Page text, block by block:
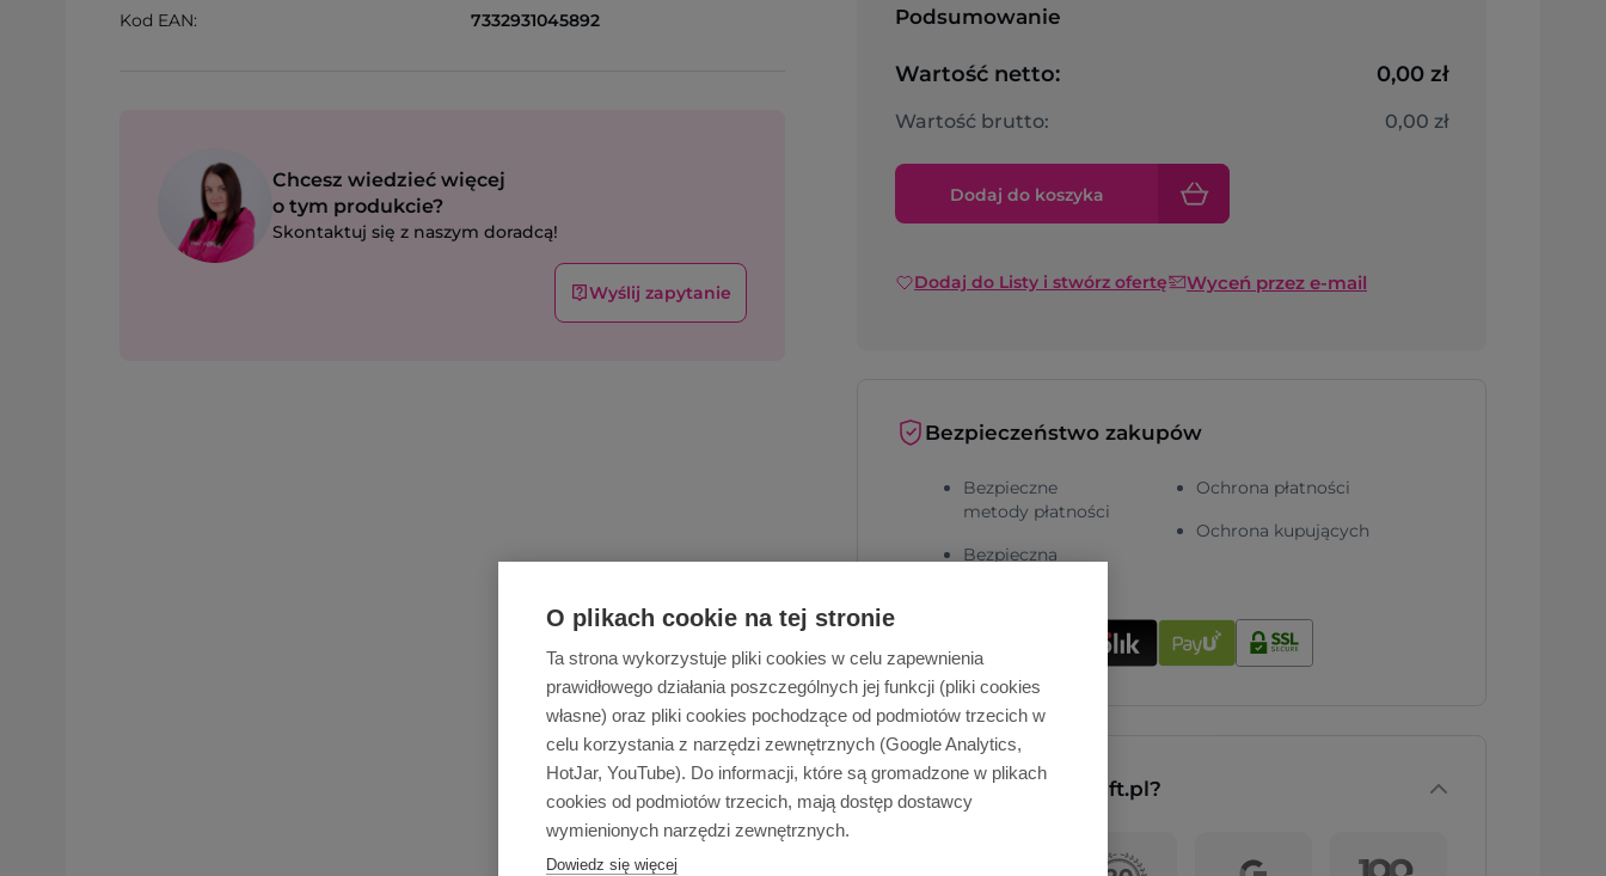
O plikach cookie na tej stronie
Ta strona wykorzystuje pliki cookies w celu zapewnienia
prawidłowego działania poszczególnych jej funkcji (pliki cookies
własne) oraz pliki cookies pochodzące od podmiotów trzecich w
celu korzystania z narzędzi zewnętrznych (Google Analytics,
HotJar, YouTube). Do informacji, które są gromadzone w plikach
cookies od podmiotów trzecich, mają dostęp dostawcy
wymienionych narzędzi zewnętrznych.
Dowiedz się więcej
Kod EAN:
7332931045892
Chcesz wiedzieć więcej
o tym produkcie?
Skontaktuj się z naszym doradcą!
Wyślij zapytanie
Podsumowanie
Wartość netto: 0,00 zł
Wartość brutto: 0,00 zł
Dodaj do koszyka
Dodaj do Listy i stwórz ofertę Wyceń przez e-mail
Bezpieczeństwo zakupów
Bezpieczne
metody płatności
Bezpieczna
Ochrona płatności
Ochrona kupujących
Dlaczego OpenGift.pl?